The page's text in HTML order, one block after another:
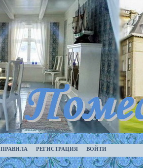
ПРАВИЛА РЕГИСТРАЦИЯ ВОЙТИ